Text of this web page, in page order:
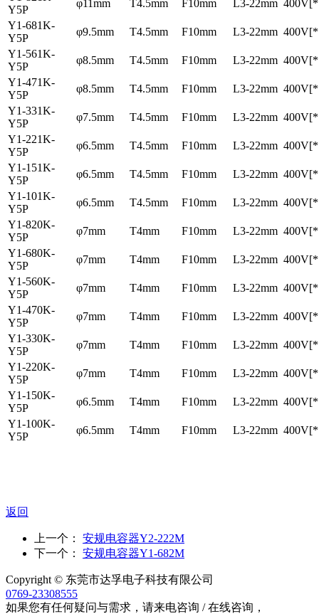
Y5P
φ11mm T4.5mm F10mm L3-22mm
Y1-681K-
Y5P
φ9.5mm T4.5mm F10mm L3-22mm
Y1-561K-
Y5P
φ8.5mm T4.5mm F10mm L3-22mm
Y1-471K-
Y5P
φ8.5mm T4.5mm F10mm L3-22mm
Y1-331K-
Y5P
φ7.5mm T4.5mm F10mm L3-22mm
Y1-221K-
Y5P
φ6.5mm T4.5mm F10mm L3-22mm
Y1-151K-
Y5P
φ6.5mm T4.5mm F10mm L3-22mm
Y1-101K-
Y5P
φ6.5mm T4.5mm F10mm L3-22mm
Y1-820K-
Y5P
φ7mm T4mm F10mm L3-22mm
Y1-680K-
Y5P
φ7mm T4mm F10mm L3-22mm
Y1-560K-
Y5P
φ7mm T4mm F10mm L3-22mm
Y1-470K-
Y5P
φ7mm T4mm F10mm L3-22mm
Y1-330K-
Y5P
φ7mm T4mm F10mm L3-22mm
Y1-220K-
Y5P
φ7mm T4mm F10mm L3-22mm
Y1-150K-
Y5P
φ6.5mm T4mm F10mm L3-22mm
Y1-100K-
Y5P
φ6.5mm T4mm F10mm L3-22mm
返回
上一个： 安规电容器Y2-222M
下一个： 安规电容器Y1-682M
Copyright © 东莞市达孚电子科技有限公司
0769-23308555
如果您有任何疑问与需求，请来电咨询 / 在线咨询，